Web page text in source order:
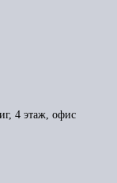
4 этаж, офис